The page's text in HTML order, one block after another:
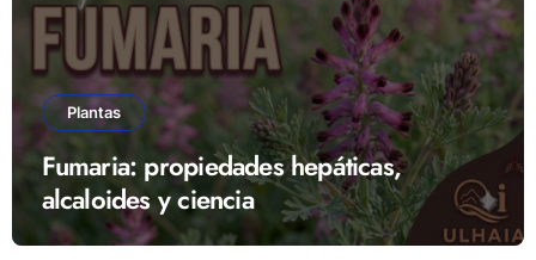
Plantas
Fumaria: propiedades hepáticas,
alcaloides y ciencia